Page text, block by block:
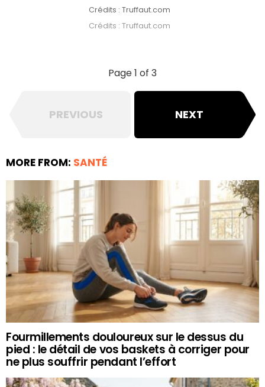
Crédits : Truffaut.com
Crédits : Truffaut.com
Page 1 of 3
PREVIOUS NEXT
MORE FROM: SANTÉ
Fourmillements douloureux sur le dessus du
pied : le détail de vos baskets à corriger pour
ne plus souffrir pendant l’effort